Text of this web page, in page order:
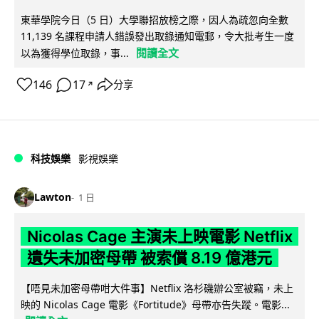
東華學院今日（5 日）大學聯招放榜之際，因人為疏忽向全數
11,139 名課程申請人錯誤發出取錄通知電郵，令大批考生一度
以為獲得學位取錄，事...
閱讀全文
146 17 ↗ 分享
科技娛樂 影視娛樂
Lawton 1 日
Nicolas Cage 主演未上映電影 Netflix
遺失未加密母帶 被索償 8.19 億港元
【唔見未加密母帶咁大件事】Netflix 洛杉磯辦公室被竊，未上
映的 Nicolas Cage 電影《Fortitude》母帶亦告失蹤。電影...